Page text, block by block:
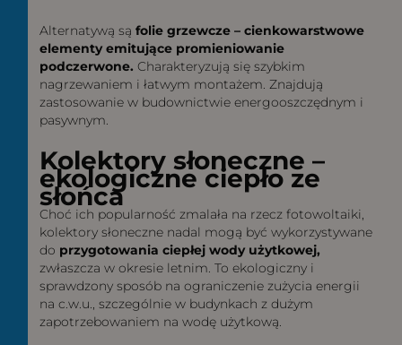
Alternatywą są folie grzewcze – cienkowarstwowe
elementy emitujące promieniowanie
podczerwone. Charakteryzują się szybkim
nagrzewaniem i łatwym montażem. Znajdują
zastosowanie w budownictwie energooszczędnym i
pasywnym.
Kolektory słoneczne –
ekologiczne ciepło ze
słońca
Choć ich popularność zmalała na rzecz fotowoltaiki,
kolektory słoneczne nadal mogą być wykorzystywane
do przygotowania ciepłej wody użytkowej,
zwłaszcza w okresie letnim. To ekologiczny i
sprawdzony sposób na ograniczenie zużycia energii
na c.w.u., szczególnie w budynkach z dużym
zapotrzebowaniem na wodę użytkową.